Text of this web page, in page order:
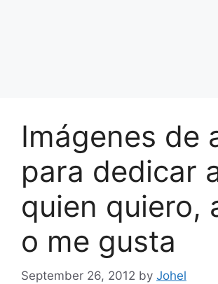
Imágenes de
para dedicar
quien quiero,
o me gusta
September 26, 2012 by Johel